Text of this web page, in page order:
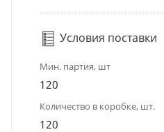
Условия поставки
Мин. партия, шт
120
Количество в коробке, шт.
120